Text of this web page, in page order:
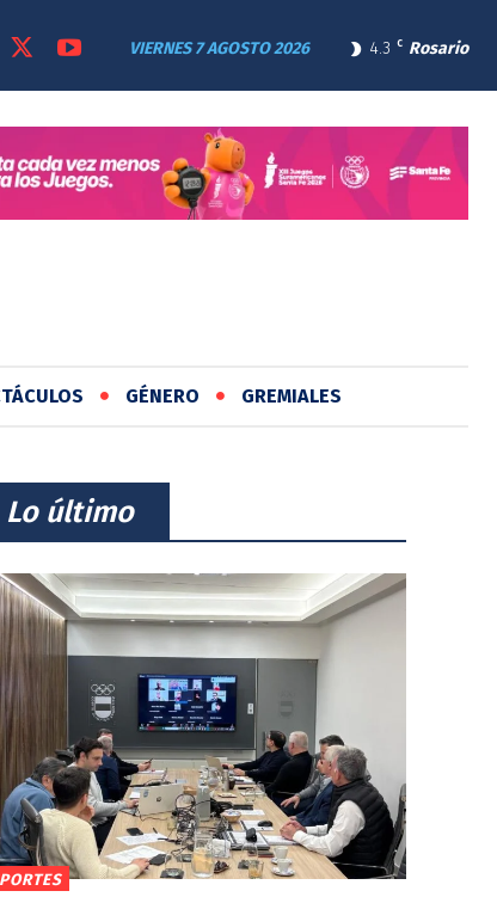
4.3 C Rosario
VIERNES 7 AGOSTO 2026
GÉNERO GREMIALES
⠀Lo último⠀